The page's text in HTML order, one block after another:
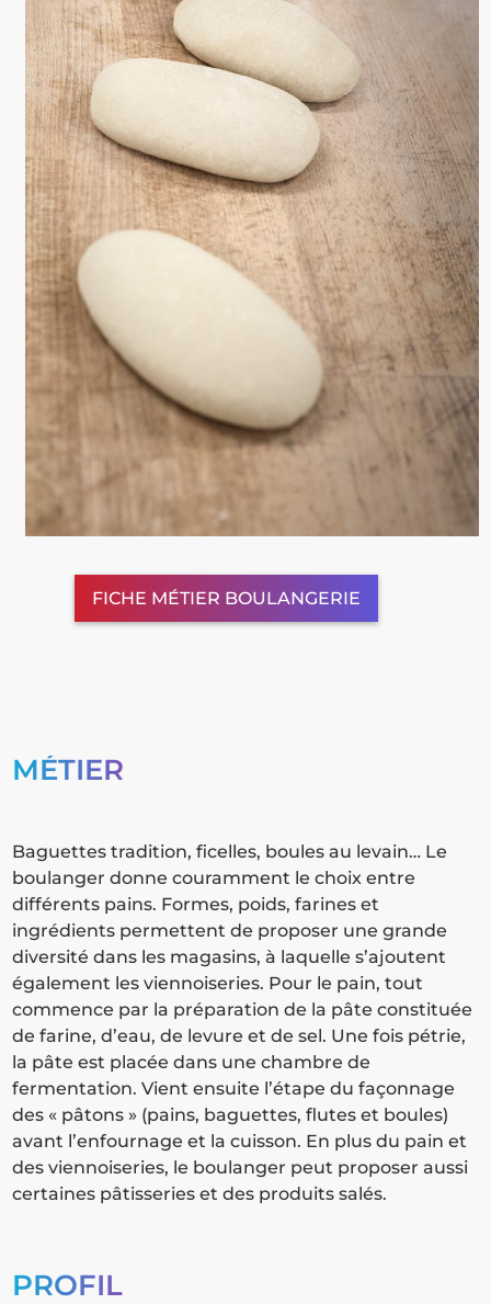
FICHE MÉTIER BOULANGERIE
MÉTIER
Baguettes tradition, ficelles, boules au levain… Le
boulanger donne couramment le choix entre
différents pains. Formes, poids, farines et
ingrédients permettent de proposer une grande
diversité dans les magasins, à laquelle s’ajoutent
également les viennoiseries. Pour le pain, tout
commence par la préparation de la pâte constituée
de farine, d’eau, de levure et de sel. Une fois pétrie,
la pâte est placée dans une chambre de
fermentation. Vient ensuite l’étape du façonnage
des « pâtons » (pains, baguettes, flutes et boules)
avant l’enfournage et la cuisson. En plus du pain et
des viennoiseries, le boulanger peut proposer aussi
certaines pâtisseries et des produits salés.
PROFIL